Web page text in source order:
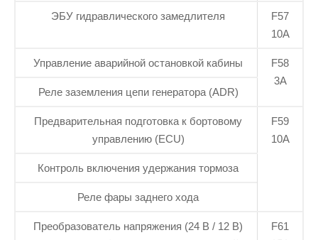
ЭБУ гидравлического замедлителя
F57
10А
Управление аварийной остановкой кабины
F58
3А
Реле заземления цепи генератора (ADR)
Предварительная подготовка к бортовому
управлению (ECU)
F59
10А
Контроль включения удержания тормоза
Реле фары заднего хода
Преобразователь напряжения (24 В / 12 В)
F61